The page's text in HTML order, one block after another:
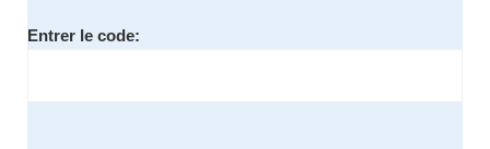
Entrer le code: